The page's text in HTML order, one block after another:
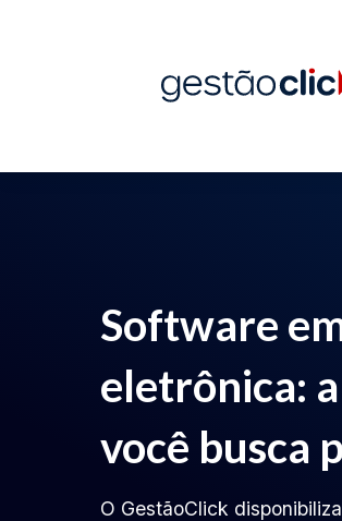
Software
eletrônica:
você busca
O GestãoClick